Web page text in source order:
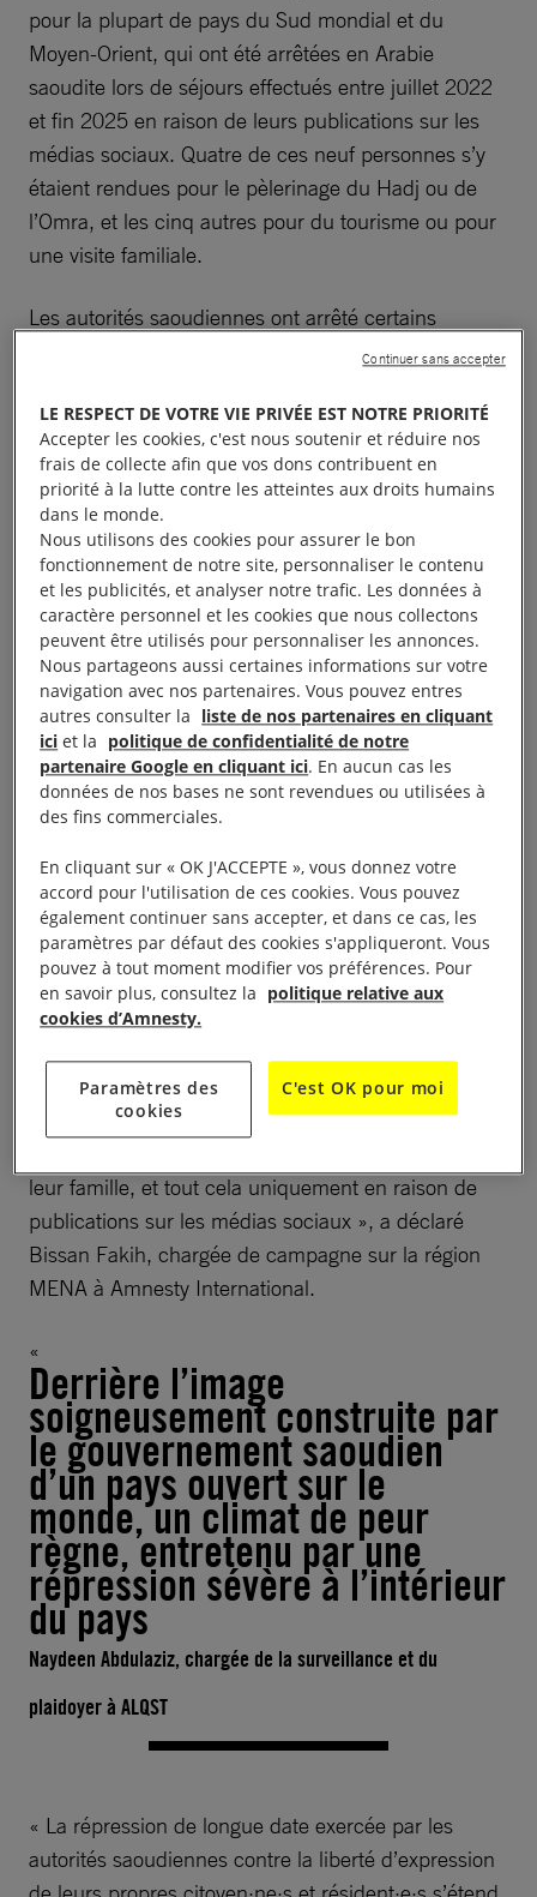
pour la plupart de pays du Sud mondial et du
Moyen-Orient, qui ont été arrêtées en Arabie
saoudite lors de séjours effectués entre juillet 2022
et fin 2025 en raison de leurs publications sur les
médias sociaux. Quatre de ces neuf personnes s’y
étaient rendues pour le pèlerinage du Hadj ou de
l’Omra, et les cinq autres pour du tourisme ou pour
une visite familiale.
Les autorités saoudiennes ont arrêté certains
visiteurs.euses peu après leur arrivée dans le pays,
qu’ils allaient repartir. Dans les cas étudiés, les
autorités saoudiennes ont interrogé les
visiteurs·eusesau sujet de leurs publications sur les
médias sociaux et les ont soumis à une détention
arbitraire prolongée, à un procès inique et à un
accès retardé à l’assistance consulaire. Dans deux
cas, les autorités saoudiennes ont empêché les
personnes détenues de communiquer des
informations à leurs proches à l’étranger.
« Alors que l’Arabie saoudite se positionne comme
une destination touristique internationale et investit
massivement dans le tourisme dans le cadre de son
l’arrestation et à la condamnation à de lourdes
peines d’emprisonnement de visiteurs·euses qui
n’ont pourtant fait qu’exercer leur droit à la liberté
d’expression. Des personnes qui se rendent en
Arabie saoudite pour un pèlerinage religieux qu’elles
rendre visite à des proches se retrouvent
soudainement, sans que rien n’ait pu le présager,
leur famille, et tout cela uniquement en raison de
publications sur les médias sociaux », a déclaré
Bissan Fakih, chargée de campagne sur la région
MENA à Amnesty International.
Derrière l’image
soigneusement construite par
le gouvernement saoudien
d’un pays ouvert sur le
monde, un climat de peur
règne, entretenu par une
répression sévère à l’intérieur
du pays
Naydeen Abdulaziz, chargée de la surveillance et du
plaidoyer à ALQST
« La répression de longue date exercée par les
autorités saoudiennes contre la liberté d’expression
LE RESPECT DE VOTRE VIE PRIVÉE EST NOTRE PRIORITÉ
Accepter les cookies, c'est nous soutenir et réduire nos
frais de collecte afin que vos dons contribuent en
priorité à la lutte contre les atteintes aux droits humains
dans le monde.
Nous utilisons des cookies pour assurer le bon
fonctionnement de notre site, personnaliser le contenu
et les publicités, et analyser notre trafic. Les données à
caractère personnel et les cookies que nous collectons
peuvent être utilisés pour personnaliser les annonces.
Nous partageons aussi certaines informations sur votre
navigation avec nos partenaires. Vous pouvez entres
autres consulter la liste de nos partenaires en cliquant
ici et la politique de confidentialité de notre
partenaire Google en cliquant ici. En aucun cas les
données de nos bases ne sont revendues ou utilisées à
des fins commerciales.
En cliquant sur « OK J'ACCEPTE », vous donnez votre
accord pour l'utilisation de ces cookies. Vous pouvez
également continuer sans accepter, et dans ce cas, les
paramètres par défaut des cookies s'appliqueront. Vous
pouvez à tout moment modifier vos préférences. Pour
en savoir plus, consultez la politique relative aux
cookies d’Amnesty.
Paramètres des
cookies
C'est OK pour moi
Continuer sans accepter